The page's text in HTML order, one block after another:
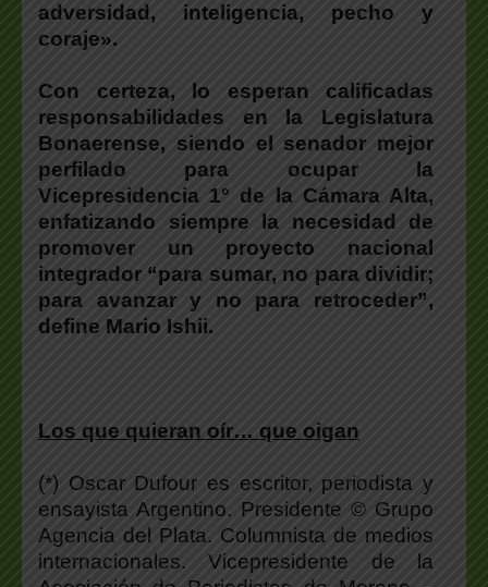
adversidad, inteligencia, pecho y
coraje».
Con certeza,
lo esperan calificadas
responsabilidades en la Legislatura
Bonaerense, siendo el senador mejor
perfilado para ocupar la
Vicepresidencia 1° de la Cámara Alta,
enfatizando siempre la necesidad de
promover un proyecto nacional
integrador “para sumar, no para dividir;
para avanzar y no para retroceder”,
define Mario Ishii.
Los que quieran oír… que oigan
(*) Oscar Dufour es escritor, periodista y
ensayista Argentino. Presidente © Grupo
Agencia del Plata. Columnista de medios
internacionales. Vicepresidente de la